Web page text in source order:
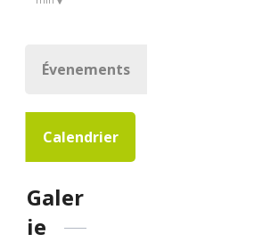
Évenements
Calendrier
Galer
ie